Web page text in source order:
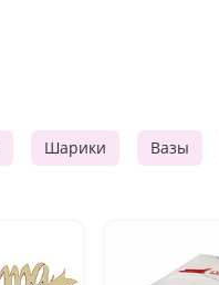
Шарики Вазы